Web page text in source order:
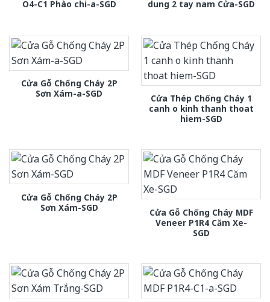
O4-C1 Phào chi-a-SGD
dung 2 tay nam Cửa-SGD
Cửa Gỗ Chống Cháy 2P
Sơn Xám-a-SGD
Cửa Thép Chống Cháy 1
canh o kinh thanh thoat
hiem-SGD
Cửa Gỗ Chống Cháy 2P
Sơn Xám-SGD
Cửa Gỗ Chống Cháy MDF
Veneer P1R4 Căm Xe-
SGD